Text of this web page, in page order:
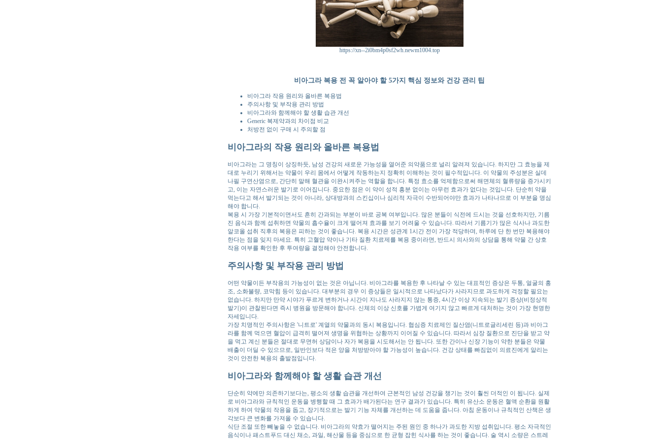
https://xn--2i0bm4p0sf2wh.newm1004.top
비아그라 복용 전 꼭 알아야 할 5가지 핵심 정보와 건강 관리 팁
비아그라 작용 원리와 올바른 복용법
주의사항 및 부작용 관리 방법
비아그라와 함께해야 할 생활 습관 개선
Generic 복제약과의 차이점 비교
처방전 없이 구매 시 주의할 점
비아그라의 작용 원리와 올바른 복용법
비아그라는 그 명칭이 상징하듯, 남성 건강의 새로운 가능성을 열어준 의약품으로 널리 알려져 있습니다. 하지만 그 효능을 제
대로 누리기 위해서는 약물이 우리 몸에서 어떻게 작동하는지 정확히 이해하는 것이 필수적입니다. 이 약물의 주성분은 실데
나필 구연산염으로, 간단히 말해 혈관을 이완시켜주는 역할을 합니다. 특정 효소를 억제함으로써 해면체의 혈류량을 증가시키
고, 이는 자연스러운 발기로 이어집니다. 중요한 점은 이 약이 성적 흥분 없이는 아무런 효과가 없다는 것입니다. 단순히 약을
먹는다고 해서 발기되는 것이 아니라, 상대방과의 스킨십이나 심리적 자극이 수반되어야만 효과가 나타나므로 이 부분을 명심
해야 합니다.
복용 시 가장 기본적이면서도 흔히 간과되는 부분이 바로 공복 여부입니다. 많은 분들이 식전에 드시는 것을 선호하지만, 기름
진 음식과 함께 섭취하면 약물의 흡수율이 크게 떨어져 효과를 보기 어려울 수 있습니다. 따라서 기름기가 많은 식사나 과도한
알코올 섭취 직후의 복용은 피하는 것이 좋습니다. 복용 시간은 성관계 1시간 전이 가장 적당하며, 하루에 단 한 번만 복용해야
한다는 점을 잊지 마세요. 특히 고혈압 약이나 기타 질환 치료제를 복용 중이라면, 반드시 의사와의 상담을 통해 약물 간 상호
작용 여부를 확인한 후 투여량을 결정해야 안전합니다.
주의사항 및 부작용 관리 방법
어떤 약물이든 부작용의 가능성이 없는 것은 아닙니다. 비아그라를 복용한 후 나타날 수 있는 대표적인 증상은 두통, 얼굴의 홍
조, 소화불량, 코막힘 등이 있습니다. 대부분의 경우 이 증상들은 일시적으로 나타났다가 사라지므로 과도하게 걱정할 필요는
없습니다. 하지만 만약 시야가 푸르게 변하거나 시간이 지나도 사라지지 않는 통증, 4시간 이상 지속되는 발기 증상(비정상적
발기)이 관찰된다면 즉시 병원을 방문해야 합니다. 신체의 이상 신호를 가볍게 여기지 않고 빠르게 대처하는 것이 가장 현명한
자세입니다.
가장 치명적인 주의사항은 '니트로' 계열의 약물과의 동시 복용입니다. 협심증 치료제인 질산염(니트로글리세린 등)과 비아그
라를 함께 먹으면 혈압이 급격히 떨어져 생명을 위협하는 상황까지 이어질 수 있습니다. 따라서 심장 질환으로 진단을 받고 약
을 먹고 계신 분들은 절대로 무면허 상담이나 자가 복용을 시도해서는 안 됩니다. 또한 간이나 신장 기능이 약한 분들은 약물
배출이 더딜 수 있으므로, 일반인보다 적은 양을 처방받아야 할 가능성이 높습니다. 건강 상태를 빠짐없이 의료진에게 알리는
것이 안전한 복용의 출발점입니다.
비아그라와 함께해야 할 생활 습관 개선
단순히 약에만 의존하기보다는, 평소의 생활 습관을 개선하여 근본적인 남성 건강을 챙기는 것이 훨씬 더적인 이 됩니다. 실제
로 비아그라와 규칙적인 운동을 병행할 때 그 효과가 배가된다는 연구 결과가 있습니다. 특히 유산소 운동은 혈액 순환을 원활
하게 하여 약물의 작용을 돕고, 장기적으로는 발기 기능 자체를 개선하는 데 도움을 줍니다. 아침 운동이나 규칙적인 산책은 생
각보다 큰 변화를 가져올 수 있습니다.
식단 조절 또한 빼놓을 수 없습니다. 비아그라의 약효가 떨어지는 주된 원인 중 하나가 과도한 지방 섭취입니다. 평소 자극적인
음식이나 패스트푸드 대신 채소, 과일, 해산물 등을 중심으로 한 균형 잡힌 식사를 하는 것이 좋습니다. 술 역시 소량은 스트레